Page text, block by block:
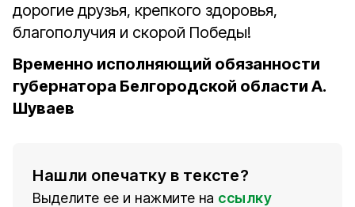
дорогие друзья, крепкого здоровья,
благополучия и скорой Победы!
Временно исполняющий обязанности
губернатора Белгородской области А.
Шуваев
Нашли опечатку в тексте?
Выделите ее и нажмите на ссылку